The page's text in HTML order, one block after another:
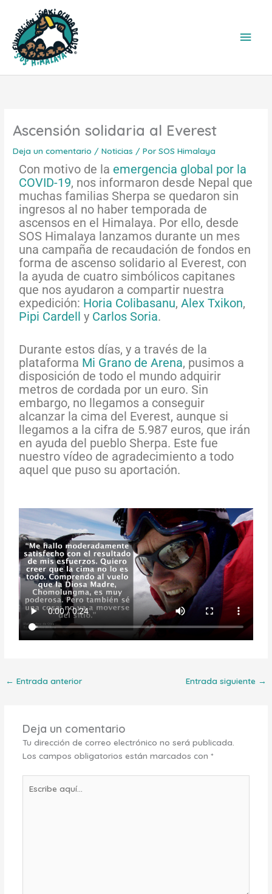
contenido
Ascensión solidaria al Everest
Deja un comentario /Noticias / PorSOS Himalaya
Con motivo de la emergencia global por la
COVID-19, nos informaron desde Nepal que
muchas familias Sherpa se quedaron sin
ingresos al no haber temporada de
ascensos en el Himalaya. Por ello, desde
SOS Himalaya lanzamos durante un mes
una campaña de recaudación de fondos en
forma de ascenso solidario al Everest, con
la ayuda de cuatro simbólicos capitanes
que nos ayudaron a compartir nuestra
expedición: Horia Colibasanu,Alex Txikon,
Pipi Cardell y Carlos Soria.
Durante estos días, y a través de la
plataforma Mi Grano de Arena, pusimos a
disposición de todo el mundo adquirir
metros de cordada por un euro. Sin
embargo, no llegamos a conseguir
alcanzar la cima del Everest, aunque si
llegamos a la cifra de 5.987 euros, que irán
en ayuda del pueblo Sherpa. Este fue
nuestro vídeo de agradecimiento a todo
aquel que puso su aportación.
← Entrada anterior Entrada siguiente →
Deja un comentario
Tu dirección de correo electrónico no será publicada.
Los campos obligatorios están marcados con *
aquí...